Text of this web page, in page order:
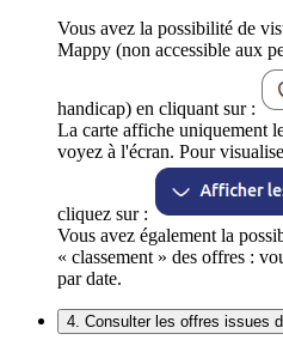
Vous avez la possibilité de
Mappy (non accessible aux
handicap) en cliquant sur :
La carte affiche uniquement
voyez à l'écran. Pour
cliquez sur :
Vous avez également la
« classement » des offres :
par date.
4. Consulter les offres issues